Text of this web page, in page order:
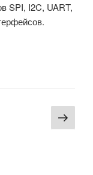
SPI, I2C, UART,